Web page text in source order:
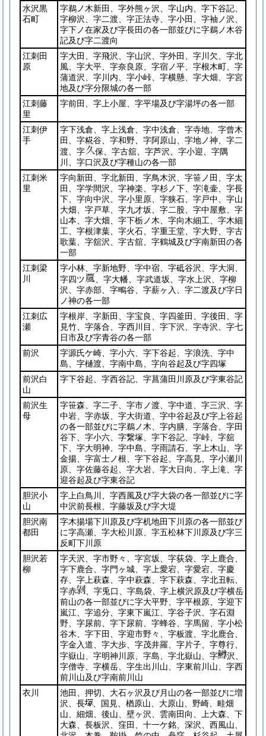
水沢黒
石町
字鵜ノ木新田、字外熊ヶ沢、字山内、字下谷記、
字柳沢、字二渡、字正法寺、字小田、字袖ノ沢、
字下ノ在家及び字長田の各一部並びに字鵜ノ木谷
記及び字二渡向
江刺田
原
字大田、字飛沢、字山沢、字外田、字川欠、字北
風、字大平、字奈良原、字宿ノ平、字根木町、字
蒲道沢、字川内、字小峠、字横懸、字大畑、字宮
地及び字分限城の各一部
江刺藤
里
字前田、字上小屋、字平場及び字湯坪の各一部
江刺伊
手
字下浅倉、字上浅倉、字中浅倉、字寺地、字曾木
田、字糀谷、字和野、字阿原山、字地ノ神、字二
渡、字
保、字古舘、字芦沢、字小迎、字隅
川、字口沢及び字種山の各一部
江刺米
里
字向新田、字北新田、字鳥木沢、字笹ノ田、字太
田、字学間沢、字神楽、字杉ノ下、字滝壷、字長
下、字向中沢、字小里原、字狭石、字戸中、字山
大畑、字戸草、字九才坂、字二股、字中屋敷、字
山本、字大畑、字下栃ノ木、字向木細工、字木細
工、字根津葉、字火石、字重王堂、字大野、字古
歌葉、字舘沢、字古舘、字鶴城及び字南新田の各
一部
江刺梁
川
字小林、字新地野、字中宿、字砥谷沢、字大洞、
字四ツ
、字大幡、字武道坂、字水上沢、字柳
沢、字赤部、字鴫谷、字薪ヶ入、字二渡及び字日
ノ神の各一部
江刺広
瀬
字根岸、字新田、字宝良、字四釜田、字後田、字
見竹、字落合、字西川目、字下沢、字寺沢、字七
日市及び字青谷の各一部
前沢
字源氏ケ崎、字小六、字下谷起、字浪洗、字中
島、字樋渡、字南中島、字向谷起及び字四塚
前沢白
山
字下谷起、字西谷記、字菖蒲田川原及び字東谷記
前沢生
母
字笹森、字二子、字市ノ渡、字中道、字三沢、字
中岩、字赤坂、字大街道、字中谷起及び字上谷起
の各一部並びに字鵜ノ木、字内膳、字落合、字田
谷下、字小六、字繋塚、字下谷記、字峠、字舘
下、字大明神、字中島、字雨請石、字上木山、字
金揚、字富士ノ根、字下谷起、字高見、字小瀬川
原、字佐藤谷起、字大岩、字大日向、字上滝、字
迎谷起及び字東谷記
胆沢小
山
字上白鳥川、字西風及び字大袋の各一部並びに字
中沢前長根、字藤坂及び字大堤
胆沢南
都田
字木揚場下川原及び字机地田下川原の各一部並び
に字高瀬、字大松川原、字五松林下川原及び字三
反町下川原
胆沢若
柳
字天沢、字市野々、字宮坂、字荻袋、字上鹿合、
字下鹿合、字門ヶ城、字上愛宕、字愛宕、字慶
存、字上萩森、字中萩森、字下萩森、字北丑転、
字赤
、字兎口、字島袋、字上横沢原及び字横岳
前山の各一部並びに字大平野、字平根原、字迎下
嵐江、字追分、字東下嵐江、字谷子沢、字石淵
野、字尿前、字下尿前、字蜂谷、字馬留、字小松
谷木、字下田、字迎市野々、字板渡、字北鹿合、
字金入道、字大歩、字茂井羅、字片子、字尊行、
字嶽山、字明神川原、字島、字北嶽山、字
沢、
字僧寺、字横岳、字生出川山、字東前川山、字西
前川山及び字南前川山
衣川
池田、押切、大石ヶ沢及び月山の各一部並びに増
沢、長
、国見、楢原山、大原山、野崎、畦畑
山、細畑、後山、壁ヶ沢、雲南田向、上大森、下
大森、長板沢、窪田、十一ケ銘、深沢、西風山、